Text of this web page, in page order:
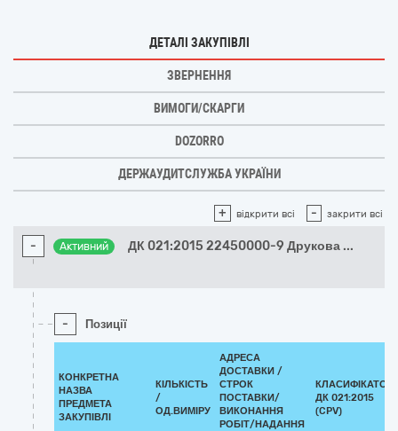
ДЕТАЛІ ЗАКУПІВЛІ
ЗВЕРНЕННЯ
ВИМОГИ/СКАРГИ
DOZORRO
ДЕРЖАУДИТСЛУЖБА УКРАЇНИ
+ відкрити всі - закрити всі
- Активний ДК 021:2015 22450000-9 Друкова ...
- Позиції
КОНКРЕТНА
НАЗВА
ПРЕДМЕТА
ЗАКУПІВЛІ
КІЛЬКІСТЬ
/
ОД.ВИМІРУ
АДРЕСА
ДОСТАВКИ /
СТРОК
ПОСТАВКИ/
ВИКОНАННЯ
РОБІТ/НАДАННЯ
КЛАСИФІКАТОР
ДК 021:2015
(CPV)